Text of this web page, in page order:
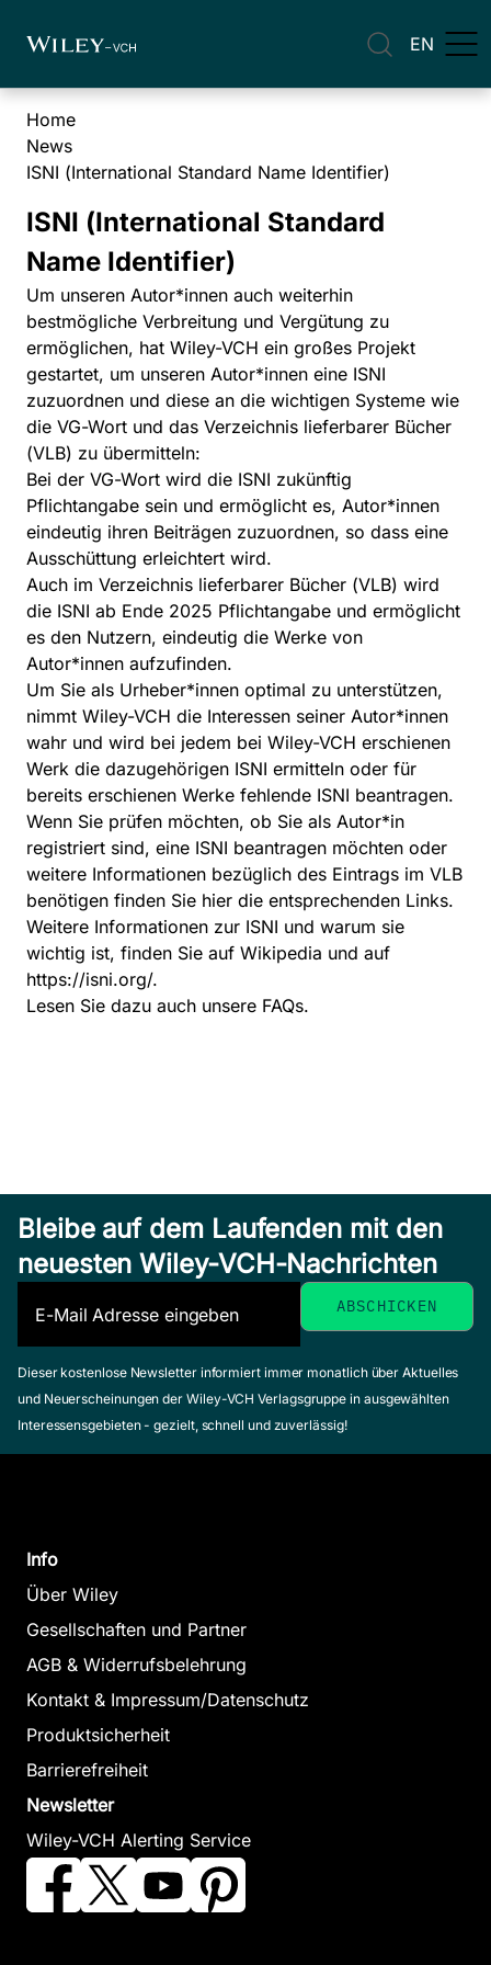
EN
Home
News
ISNI (International Standard Name Identifier)
ISNI (International Standard
Name Identifier)
Um unseren Autor*innen auch weiterhin
bestmögliche Verbreitung und Vergütung zu
ermöglichen, hat Wiley-VCH ein großes Projekt
gestartet, um unseren Autor*innen eine ISNI
zuzuordnen und diese an die wichtigen Systeme wie
die VG-Wort und das Verzeichnis lieferbarer Bücher
(VLB) zu übermitteln:
Bei der VG-Wort wird die ISNI zukünftig
Pflichtangabe sein und ermöglicht es, Autor*innen
eindeutig ihren Beiträgen zuzuordnen, so dass eine
Ausschüttung erleichtert wird.
Auch im Verzeichnis lieferbarer Bücher (VLB) wird
die ISNI ab Ende 2025 Pflichtangabe und ermöglicht
es den Nutzern, eindeutig die Werke von
Autor*innen aufzufinden.
Um Sie als Urheber*innen optimal zu unterstützen,
nimmt Wiley-VCH die Interessen seiner Autor*innen
wahr und wird bei jedem bei Wiley-VCH erschienen
Werk die dazugehörigen ISNI ermitteln oder für
bereits erschienen Werke fehlende ISNI beantragen.
Wenn Sie prüfen möchten, ob Sie als Autor*in
registriert sind, eine ISNI beantragen möchten oder
weitere Informationen bezüglich des Eintrags im VLB
benötigen finden Sie hier die entsprechenden Links.
Weitere Informationen zur ISNI und warum sie
wichtig ist, finden Sie auf Wikipedia und auf
https://isni.org/.
Lesen Sie dazu auch unsere FAQs.
Bleibe auf dem Laufenden mit den
neuesten Wiley-VCH-Nachrichten
Dieser kostenlose Newsletter informiert immer monatlich über Aktuelles
und Neuerscheinungen der Wiley-VCH Verlagsgruppe in ausgewählten
Interessensgebieten - gezielt, schnell und zuverlässig!
Info
Über Wiley
Gesellschaften und Partner
AGB & Widerrufsbelehrung
Kontakt & Impressum/Datenschutz
Produktsicherheit
Barrierefreiheit
Newsletter
Wiley-VCH Alerting Service